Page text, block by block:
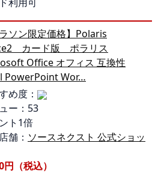
ラソン限定価格】Polaris
カード版 ポラリス
Office オフィス 互換性
PowerPoint Wor…
め度：
ー：53
ト1倍
舗： ソースネクスト 公式ショッ
（税込）